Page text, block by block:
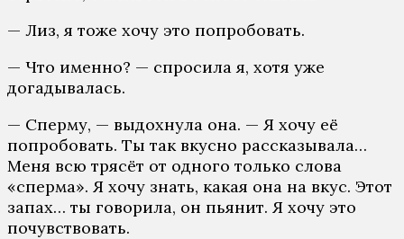
— Лиз, я тоже хочу это попробовать.
— Что именно? — спросила я, хотя уже
догадывалась.
— Сперму, — выдохнула она. — Я хочу её
попробовать. Ты так вкусно рассказывала…
Меня всю трясёт от одного только слова
«сперма». Я хочу знать, какая она на вкус. Этот
запах… ты говорила, он пьянит. Я хочу это
почувствовать.